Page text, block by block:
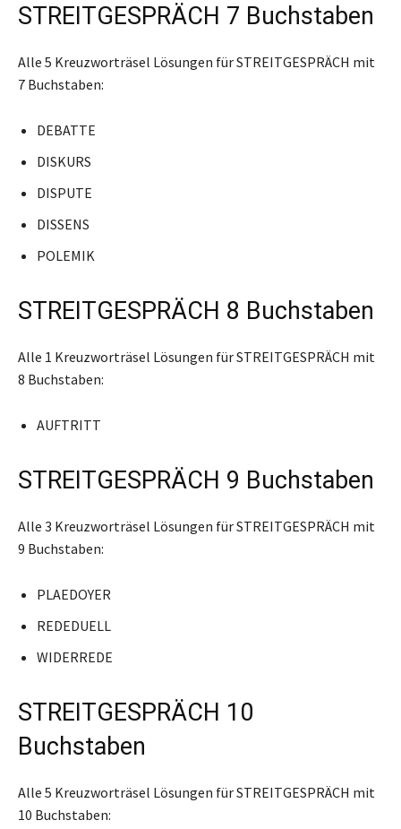
STREITGESPRÄCH 7 Buchstaben
Alle 5 Kreuzworträsel Lösungen für STREITGESPRÄCH mit
7 Buchstaben:
DEBATTE
DISKURS
DISPUTE
DISSENS
POLEMIK
STREITGESPRÄCH 8 Buchstaben
Alle 1 Kreuzworträsel Lösungen für STREITGESPRÄCH mit
8 Buchstaben:
AUFTRITT
STREITGESPRÄCH 9 Buchstaben
Alle 3 Kreuzworträsel Lösungen für STREITGESPRÄCH mit
9 Buchstaben:
PLAEDOYER
REDEDUELL
WIDERREDE
STREITGESPRÄCH 10
Buchstaben
Alle 5 Kreuzworträsel Lösungen für STREITGESPRÄCH mit
10 Buchstaben: